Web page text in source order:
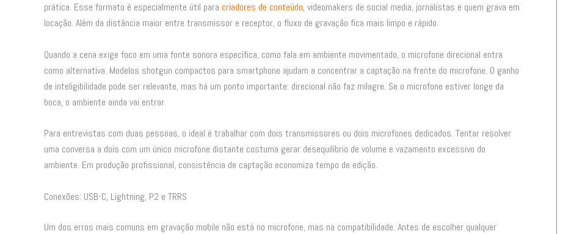
prática. Esse formato é especialmente útil para criadores de conteúdo, videomakers de social media, jornalistas e quem grava em
locação. Além da distância maior entre transmissor e receptor, o fluxo de gravação fica mais limpo e rápido.
Quando a cena exige foco em uma fonte sonora específica, como fala em ambiente movimentado, o microfone direcional entra
como alternativa. Modelos shotgun compactos para smartphone ajudam a concentrar a captação na frente do microfone. O ganho
de inteligibilidade pode ser relevante, mas há um ponto importante: direcional não faz milagre. Se o microfone estiver longe da
boca, o ambiente ainda vai entrar.
Para entrevistas com duas pessoas, o ideal é trabalhar com dois transmissores ou dois microfones dedicados. Tentar resolver
uma conversa a dois com um único microfone distante costuma gerar desequilíbrio de volume e vazamento excessivo do
ambiente. Em produção profissional, consistência de captação economiza tempo de edição.
Conexões: USB-C, Lightning, P2 e TRRS
Um dos erros mais comuns em gravação mobile não está no microfone, mas na compatibilidade. Antes de escolher qualquer